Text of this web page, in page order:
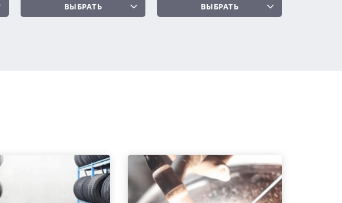
ВЫБРАТЬ ВЫБРАТЬ